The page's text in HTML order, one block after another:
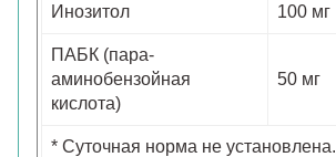
Инозитол 100 мг
ПАБК (пара-
аминобензойная
кислота)
50 мг
* Суточная норма не установлена.